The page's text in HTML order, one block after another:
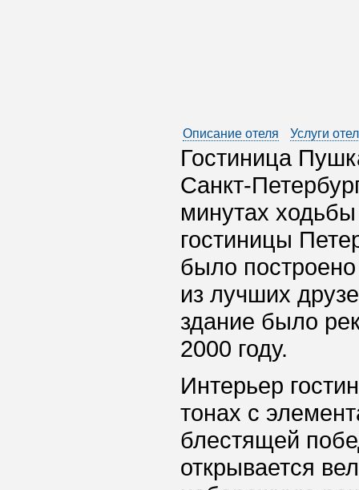
Описание отеля Услуги
Гостиница
Санкт-
минутах
гостиницы
было
из лучших
здание было
2000 году.
Интерьер
тонах с
блестящей
открывается